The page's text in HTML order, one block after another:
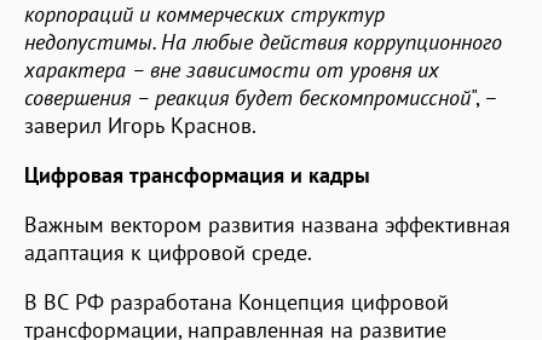
корпораций и коммерческих структур
недопустимы. На любые действия коррупционного
характера – вне зависимости от уровня их
совершения – реакция будет бескомпромиссной", –
заверил Игорь Краснов.
Цифровая трансформация и кадры
Важным вектором развития названа эффективная
адаптация к цифровой среде.
В ВС РФ разработана Концепция цифровой
трансформации, направленная на развитие